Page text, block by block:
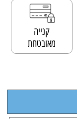
קנייה
מאובטחת